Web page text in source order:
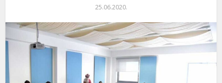
25.06.2020.